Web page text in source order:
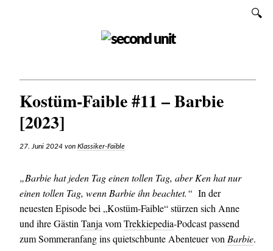
Kostüm-Faible #11 – Barbie
[2023]
27. Juni 2024 von Klassiker-Faible
„Barbie hat jeden Tag einen tollen Tag, aber Ken hat nur
einen tollen Tag, wenn Barbie ihn beachtet.“ In der
neuesten Episode bei „Kostüm-Faible“ stürzen sich Anne
und ihre Gästin Tanja vomTrekkiepedia-Podcast passend
zum Sommeranfang ins quietschbunte Abenteuer von Barbie.